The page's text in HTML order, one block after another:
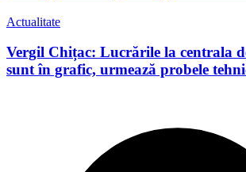
Actualitate
Vergil Chițac: Lucrările la centrala
sunt în grafic, urmează probele